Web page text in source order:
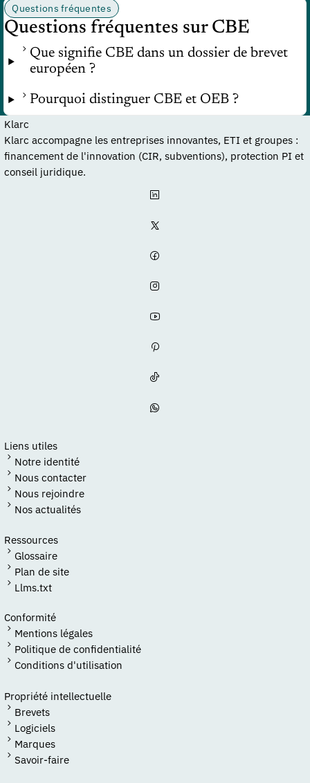
Questions fréquentes
Questions fréquentes sur CBE
Que signifie CBE dans un dossier de brevet
européen ?
Pourquoi distinguer CBE et OEB ?
Klarc
Klarc accompagne les entreprises innovantes, ETI et groupes :
financement de l'innovation (CIR, subventions), protection PI et
conseil juridique.
Liens utiles
Notre identité
Nous contacter
Nous rejoindre
Nos actualités
Ressources
Glossaire
Plan de site
Llms.txt
Conformité
Mentions légales
Politique de confidentialité
Conditions d'utilisation
Propriété intellectuelle
Brevets
Logiciels
Marques
Savoir-faire